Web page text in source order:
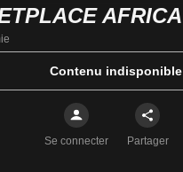
AFRICA
Contenu indisponible
Se connecter Partager